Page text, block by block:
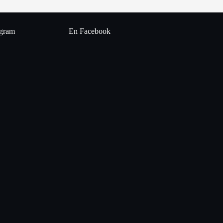
En Facebook